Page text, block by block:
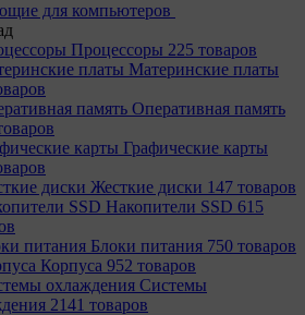
для компьютеров
Процессоры 225 товаров
Материнcкие платы
Оперативная память
Графические карты
Жесткие диски 147 товаров
Накопители SSD 615
Блоки питания 750 товаров
Корпуса 952 товаров
Системы
2141 товаров